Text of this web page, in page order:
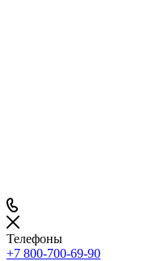
Телефоны
+7 800-700-69-90